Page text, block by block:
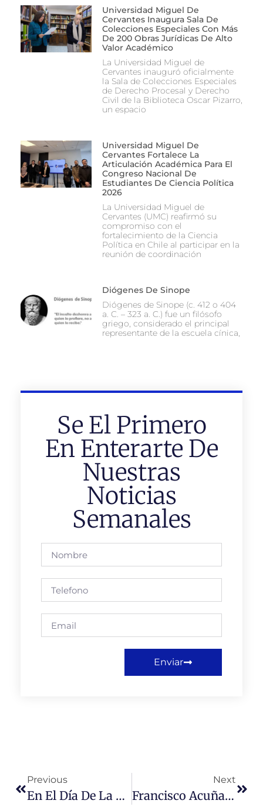
Universidad Miguel De
Cervantes Inaugura Sala De
Colecciones Especiales Con Más
De 200 Obras Jurídicas De Alto
Valor Académico
La Universidad Miguel de
Cervantes inauguró oficialmente
la Sala de Colecciones Especiales
de Derecho Procesal y Derecho
Civil de la Biblioteca Oscar Pizarro,
un espacio
Universidad Miguel De
Cervantes Fortalece La
Articulación Académica Para El
Congreso Nacional De
Estudiantes De Ciencia Política
2026
La Universidad Miguel de
Cervantes (UMC) reafirmó su
compromiso con el
fortalecimiento de la Ciencia
Política en Chile al participar en la
reunión de coordinación
Diógenes De Sinope
Diógenes de Sinope (c. 412 o 404
a. C. – 323 a. C.) fue un filósofo
griego, considerado el principal
representante de la escuela cínica,
Se El Primero
En Enterarte De
Nuestras
Noticias
Semanales
Enviar
Previous
En El Día De La Mujer, Rectora Saluda A Funcionarias De La Universidad
Next
Francisco Acuña: Un Profesional Comprometido Con El Bienestar Social